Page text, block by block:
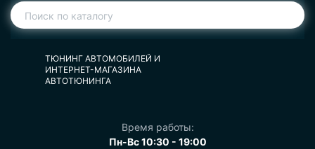
ТЮНИНГ АВТОМОБИЛЕЙ И
ИНТЕРНЕТ-МАГАЗИНА
АВТОТЮНИНГА
Время работы:
Пн-Вс 10:30 - 19:00